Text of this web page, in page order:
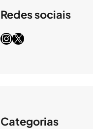
Redes sociais
InstagramX
Categorias